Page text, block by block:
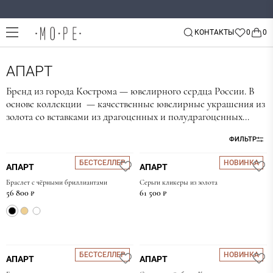
Все украшения
Кольца
Браслеты
Броши
Каффы
Детское
11
Alvaar
Arha
Enissey
Kravell
Договор оферты
Политика конфиденциальности
Согласие на обработку персональных данных
КОНТАКТЫ
АПАРТ
Бренд из города Кострома — ювелирного сердца России. В
основе коллекции — качественные ювелирные украшения из
золота со вставками из драгоценных и полудрагоценных
ФИЛЬТР
БЕСТСЕЛЛЕР
АПАРТ
Браслет с чёрными бриллиантами
56 800 ₽
НОВИНКА
АПАРТ
Серьги кликеры из золота
61 500 ₽
БЕСТСЕЛЛЕР
АПАРТ НОВИНКА
АПАРТ